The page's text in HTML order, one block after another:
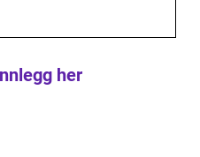
her